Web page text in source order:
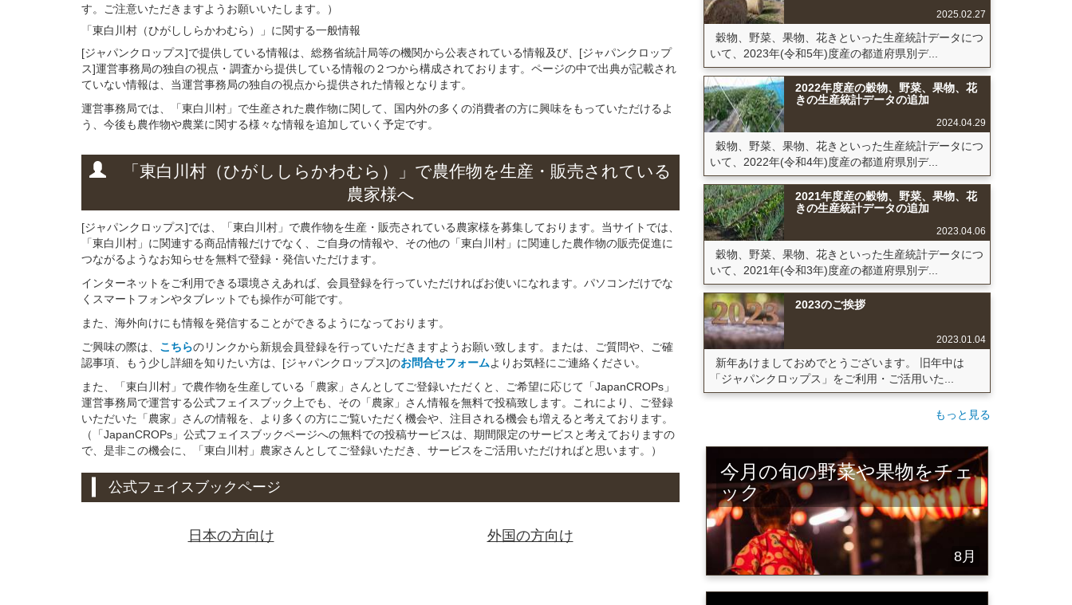
す。ご注意いただきますようお願いいたします。）
「東白川村（ひがししらかわむら）」 に関する一般情報
[ジャパンクロップス]で提供している情報は、総務省統計局等の機関から公表されている情報及び、[ジャパンクロップ
ス]運営事務局の独自の視点・調査から提供している情報の２つから構成されております。ページの中で出典が記載され
ていない情報は、当運営事務局の独自の視点から提供された情報となります。
運営事務局では、「東白川村」で生産された農作物に関して、国内外の多くの消費者の方に興味をもっていただけるよ
う、今後も農作物や農業に関する様々な情報を追加していく予定です。
「東白川村（ひがししらかわむら）」 で農作物を生産・販売されている
農家様へ
[ジャパンクロップス]では、「東白川村」で農作物を生産・販売されている農家様を募集しております。当サイトでは、
「東白川村」に関連する商品情報だけでなく、ご自身の情報や、その他の「東白川村」に関連した農作物の販売促進に
つながるようなお知らせを無料で登録・発信いただけます。
インターネットをご利用できる環境さえあれば、会員登録を行っていただければお使いになれます。パソコンだけでな
くスマートフォンやタブレットでも操作が可能です。
また、海外向けにも情報を発信することができるようになっております。
ご興味の際は、 こちらのリンクから新規会員登録を行っていただきますようお願い致します。または、ご質問や、ご確
認事項、もう少し詳細を知りたい方は、[ジャパンクロップス]のお問合せフォームよりお気軽にご連絡ください。
また、「東白川村」で農作物を生産している「農家」さんとしてご登録いただくと、ご希望に応じて「JapanCROPs」
運営事務局で運営する公式フェイスブック上でも、その「農家」さん情報を無料で投稿致します。これにより、ご登録
いただいた「農家」さんの情報を、より多くの方にご覧いただく機会や、注目される機会も増えると考えております。
（「JapanCROPs」公式フェイスブックページへの無料での投稿サービスは、期間限定のサービスと考えておりますの
で、是非この機会に、「東白川村」農家さんとしてご登録いただき、サービスをご活用いただければと思います。）
公式フェイスブックページ
日本の方向け 外国の方向け
2025.02.27
穀物、野菜、果物、花きといった生産統計データにつ
いて、2023年(令和5年)度産の都道府県別デ...
2022年度産の穀物、野菜、果物、花
きの生産統計データの追加
2024.04.29
穀物、野菜、果物、花きといった生産統計データにつ
いて、2022年(令和4年)度産の都道府県別デ...
2021年度産の穀物、野菜、果物、花
きの生産統計データの追加
2023.04.06
穀物、野菜、果物、花きといった生産統計データにつ
いて、2021年(令和3年)度産の都道府県別デ...
2023のご挨拶
2023.01.04
新年あけましておめでとうございます。 旧年中は
「ジャパンクロップス」をご利用・ご活用いた...
もっと見る
今月の旬の野菜や果物をチェ
ック
8月